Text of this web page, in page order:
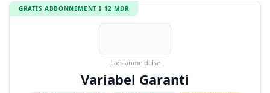
GRATIS ABBONNEMENT I 12 MDR
Læs anmeldelse
Variabel Garanti